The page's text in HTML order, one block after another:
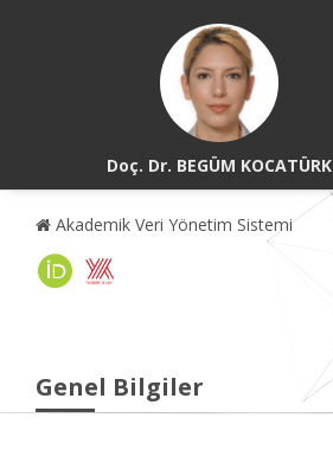
Doç. Dr. BEGÜM KOCATÜRK
Akademik Veri Yönetim Sistemi
Genel Bilgiler